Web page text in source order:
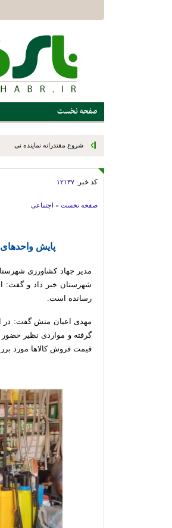
صفحه نخست
شروع مقتدرانه نماینده نی‌ریز
کد خبر: ۱۲۱۳۷
صفحه نخست » اجتماعی
پایش
مدیر جهاد کشاورزی
شهرستان خبر داد و گفت:
رسانده است.
گرفته و مواردی نظیر
قیمت فروش کالاها مورد